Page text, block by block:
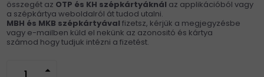
összegét az OTP és KH szépkártyáknál az applikációból vagy
a szépkártya weboldalról át tudod utalni.
MBH és MKB szépkártyával fizetsz, kérjük a megjegyzésbe
vagy e-mailben küld el nekünk az azonositó és kártya
számod hogy tudjuk intézni a fizetést.
arrow_drop_up